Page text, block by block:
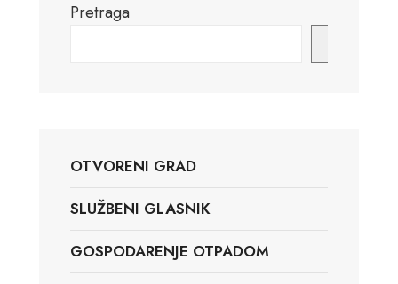
Pretraga
OTVORENI GRAD
SLUŽBENI GLASNIK
GOSPODARENJE OTPADOM